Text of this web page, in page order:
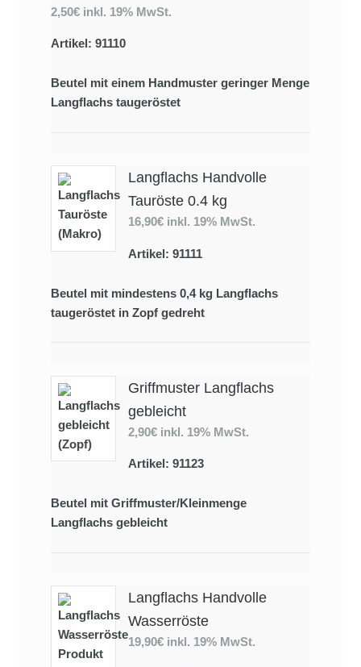
2,50€ inkl. 19% MwSt.
Artikel: 91110
Beutel mit einem Handmuster geringer Menge
Langflachs taugeröstet
Langflachs Handvolle
Tauröste 0.4 kg
16,90€ inkl. 19% MwSt.
Artikel: 91111
Beutel mit mindestens 0,4 kg Langflachs
taugeröstet in Zopf gedreht
Griffmuster Langflachs
gebleicht
2,90€ inkl. 19% MwSt.
Artikel: 91123
Beutel mit Griffmuster/Kleinmenge
Langflachs gebleicht
Langflachs Handvolle
Wasserröste
19,90€ inkl. 19% MwSt.